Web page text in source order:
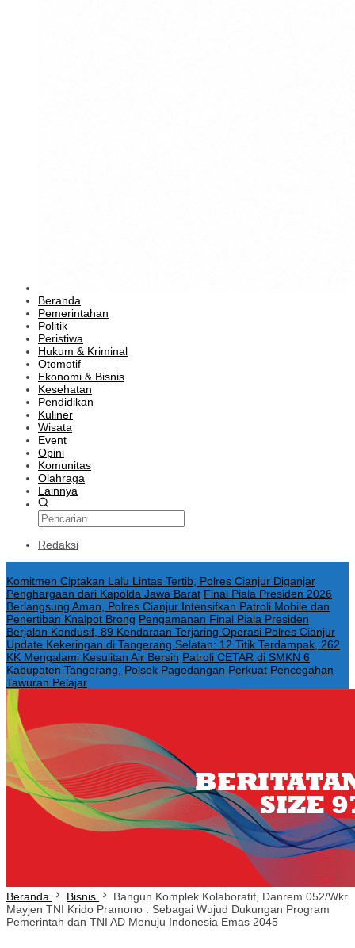
Beranda
Pemerintahan
Politik
Peristiwa
Hukum & Kriminal
Otomotif
Ekonomi & Bisnis
Kesehatan
Pendidikan
Kuliner
Wisata
Event
Opini
Komunitas
Olahraga
Lainnya
Redaksi
Komitmen Ciptakan Lalu Lintas Tertib, Polres Cianjur Diganjar
Penghargaan dari Kapolda Jawa Barat Final Piala Presiden 2026
Berlangsung Aman, Polres Cianjur Intensifkan Patroli Mobile dan
Penertiban Knalpot Brong Pengamanan Final Piala Presiden
Berjalan Kondusif, 89 Kendaraan Terjaring Operasi Polres Cianjur
Update Kekeringan di Tangerang Selatan: 12 Titik Terdampak, 262
KK Mengalami Kesulitan Air Bersih Patroli CETAR di SMKN 6
Kabupaten Tangerang, Polsek Pagedangan Perkuat Pencegahan
Tawuran Pelajar
Beranda Bisnis
Bangun Komplek Kolaboratif, Danrem 052/Wkr
Mayjen TNI Krido Pramono : Sebagai Wujud Dukungan Program
Pemerintah dan TNI AD Menuju Indonesia Emas 2045